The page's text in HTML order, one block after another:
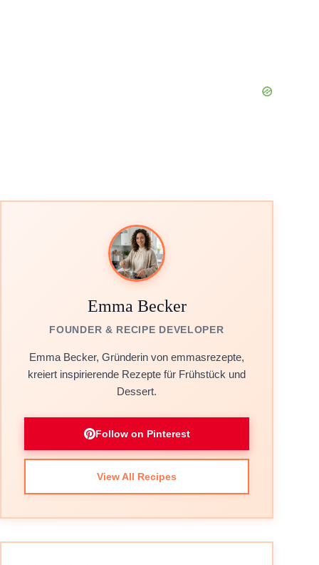
Emma Becker
FOUNDER & RECIPE DEVELOPER
Emma Becker, Gründerin von emmasrezepte,
kreiert inspirierende Rezepte für Frühstück und
Dessert.
Follow on Pinterest
View All Recipes